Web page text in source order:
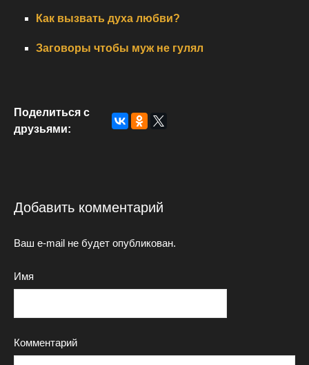
Как вызвать духа любви?
Заговоры чтобы муж не гулял
Поделиться с
друзьями:
Добавить комментарий
Ваш e-mail не будет опубликован.
Имя
Комментарий